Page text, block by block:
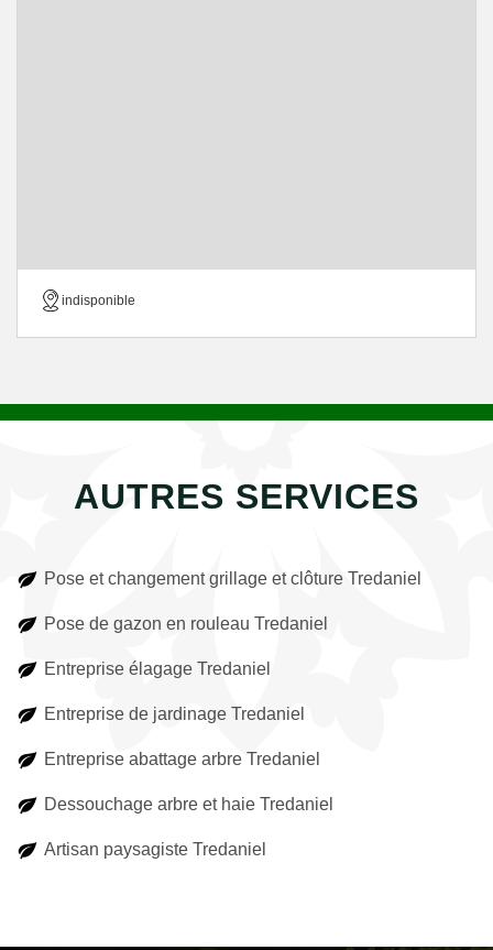
indisponible
AUTRES SERVICES
Pose et changement grillage et clôture Tredaniel
Pose de gazon en rouleau Tredaniel
Entreprise élagage Tredaniel
Entreprise de jardinage Tredaniel
Entreprise abattage arbre Tredaniel
Dessouchage arbre et haie Tredaniel
Artisan paysagiste Tredaniel